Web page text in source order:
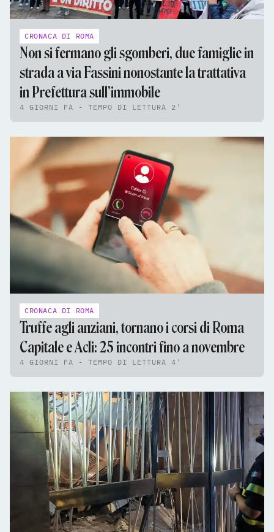
CRONACA DI ROMA
Non si fermano gli sgomberi, due famiglie in
strada a via Fassini nonostante la trattativa
in Prefettura sull'immobile
4 GIORNI FA - TEMPO DI LETTURA 2'
CRONACA DI ROMA
Truffe agli anziani, tornano i corsi di Roma
Capitale e Acli: 25 incontri fino a novembre
4 GIORNI FA - TEMPO DI LETTURA 4'